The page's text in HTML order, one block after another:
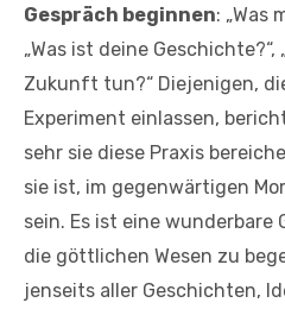
Gespräch beginnen: „Was
„Was ist deine
Zukunft tun?“ Diejenigen,
Experiment einlassen,
sehr sie diese Praxis
sie ist, im gegenwärtigen
sein. Es ist eine wunderbare
die göttlichen Wesen zu
jenseits aller Geschichten,